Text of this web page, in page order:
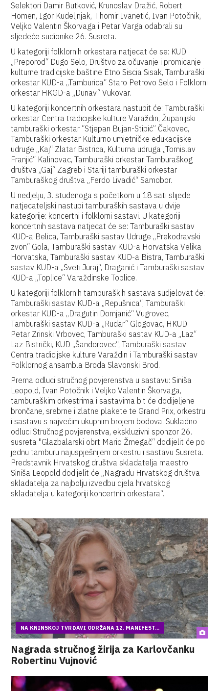
Selektori Damir Butković, Krunoslav Dražić, Robert
Homen, Igor Kudeljnjak, Tihomir Ivanetić, Ivan Potočnik,
Veljko Valentin Škorvaga i Petar Varga odabrali su
sljedeće sudionike 26. Susreta.
U kategoriji folklornih orkestara natjecat će se: KUD
„Preporod“ Dugo Selo, Društvo za očuvanje i promicanje
kulturne tradicijske baštine Etno Siscia Sisak, Tamburaški
orkestar KUD-a „Tamburica“ Staro Petrovo Selo i Folklorni
orkestar HKGD-a „Dunav“ Vukovar.
U kategoriji koncertnih orkestara nastupit će: Tamburaški
orkestar Centra tradicijske kulture Varaždin, Županijski
tamburaški orkestar “Stjepan Bujan-Stipić” Čakovec,
Tamburaški orkestar Kulturno umjetničke edukacijske
udruge „Kaj“ Zlatar Bistrica, Kulturna udruga „Tomislav
Franjić“ Kalinovac, Tamburaški orkestar Tamburaškog
društva „Gaj“ Zagreb i Stariji tamburaški orkestar
Tamburaškog društva „Ferdo Livadić“ Samobor.
U nedjelju, 3. studenoga s početkom u 18 sati slijede
natjecateljski nastupi tamburaških sastava u dvije
kategorije: koncertni i folklorni sastavi. U kategoriji
koncertnih sastava natjecat će se: Tamburaški sastav
KUD-a Belica, Tamburaški sastav Udruge „Prekodravski
zvon“ Gola, Tamburaški sastav KUD-a Horvatska Velika
Horvatska, Tamburaški sastav KUD-a Bistra, Tamburaški
sastav KUD-a „Sveti Juraj“, Draganić i Tamburaški sastav
KUD-a „Toplice“ Varaždinske Toplice.
U kategoriji folklornih tamburaških sastava sudjelovat će:
Tamburaški sastav KUD-a „Repušnica“, Tamburaški
orkestar KUD-a „Dragutin Domjanić“ Vugrovec,
Tamburaški sastav KUD-a „Rudar“ Glogovac, HKUD
Petar Zrinski Vrbovec, Tamburaški sastav KUD-a „Laz“
Laz Bistrički, KUD „Šandorovec“, Tamburaški sastav
Centra tradicijske kulture Varaždin i Tamburaški sastav
Folklornog ansambla Broda Slavonski Brod.
Prema odluci stručnog povjerenstva u sastavu: Siniša
Leopold, Ivan Potočnik i Veljko Valentin Škorvaga,
tamburaškim orkestrima i sastavima bit će dodijeljene
brončane, srebrne i zlatne plakete te Grand Prix, orkestru
i sastavu s najvećim ukupnim brojem bodova. Sukladno
odluci Stručnog povjerenstva, ekskluzivni sponzor 26.
susreta ''Glazbalarski obrt Mario Žmegač“ dodijelit će po
jednu tamburu najuspješnijem orkestru i sastavu Susreta.
Predstavnik Hrvatskog društva skladatelja maestro
Siniša Leopold dodijelit će „Nagradu Hrvatskog društva
skladatelja za najbolju izvedbu djela hrvatskog
skladatelja u kategoriji koncertnih orkestara“.
NA KNINSKOJ TVRĐAVI ODRŽANA 12. MANIFEST...
Nagrada stručnog žirija za Karlovčanku
Robertinu Vujnović